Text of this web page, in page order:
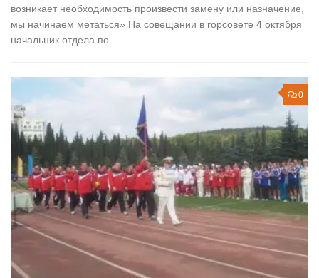
возникает необходимость произвести замену или назначение,
мы начинаем метаться» На совещании в горсовете 4 октября
начальник отдела по...
0